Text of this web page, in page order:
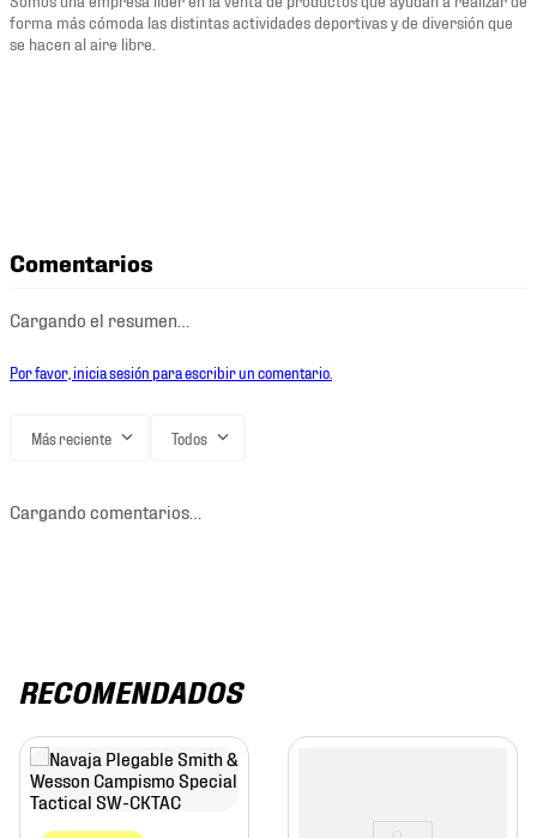
forma más cómoda las distintas actividades deportivas y de diversión que
se hacen al aire libre.
Comentarios
Cargando el resumen…
Por favor, inicia sesión para escribir un comentario.
Más reciente Todos
Cargando comentarios…
RECOMENDADOS